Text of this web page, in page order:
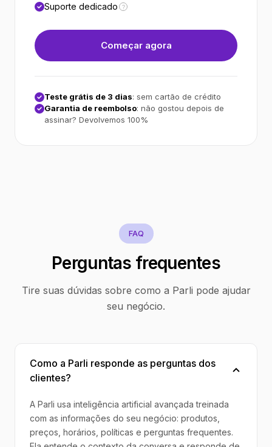
Suporte dedicado ?
Começar agora
Teste grátis de 3 dias: sem cartão de crédito
Garantia de reembolso: não gostou depois de
assinar? Devolvemos 100%
FAQ
Perguntas frequentes
Tire suas dúvidas sobre como a Parli pode ajudar
seu negócio.
Como a Parli responde as perguntas dos
clientes?
A Parli usa inteligência artificial avançada treinada
com as informações do seu negócio: produtos,
preços, horários, políticas e perguntas frequentes.